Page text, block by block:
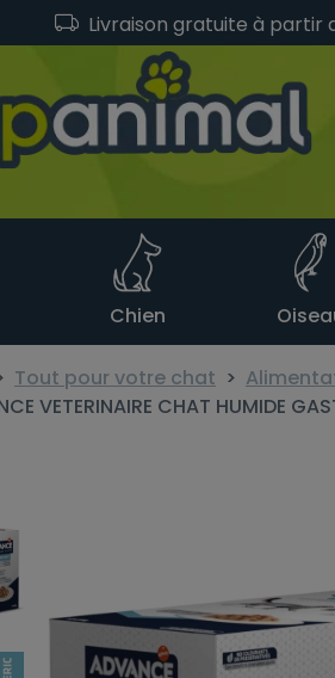
Livraison gratuite à partir
Chien
Tout pour votre chat
VETERINAIRE CHAT HUMIDE